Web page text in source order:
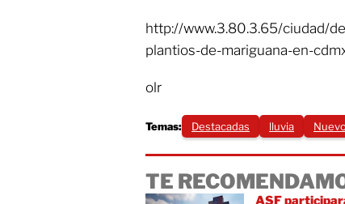
http://www.3.80.3.65/ciudad/
plantios-de-mariguana-en-
olr
Temas: Destacadas lluvia
TE
ASF